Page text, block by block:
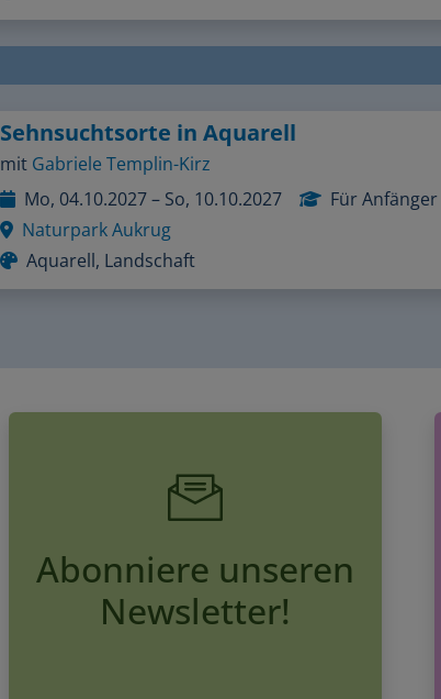
Sehnsuchtsorte in Aquarell
mit Gabriele Templin-Kirz
Mo, 04.10.2027 – So, 10.10.2027
Für
Naturpark Aukrug
Aquarell, Landschaft
Abonniere unseren
Newsletter!